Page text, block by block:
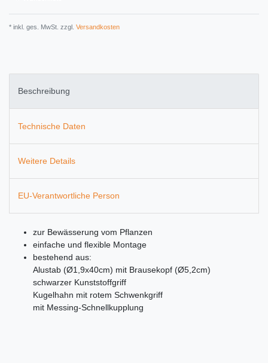
* inkl. ges. MwSt. zzgl. Versandkosten
Beschreibung
Technische Daten
Weitere Details
EU-Verantwortliche Person
zur Bewässerung vom Pflanzen
einfache und flexible Montage
bestehend aus:
Alustab (Ø1,9x40cm) mit Brausekopf (Ø5,2cm)
schwarzer Kunststoffgriff
Kugelhahn mit rotem Schwenkgriff
mit Messing-Schnellkupplung